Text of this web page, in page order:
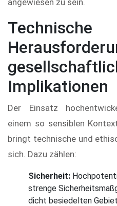
angewiesen zu sein.
Technische
Implikationen
Der Einsatz
einem so sensiblen
bringt technische und
sich. Dazu zählen:
Sicherheit:
strenge
dicht besiedelten